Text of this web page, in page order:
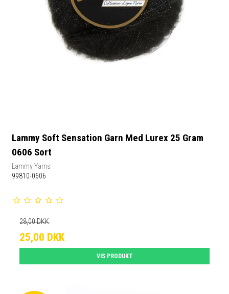
Lammy Soft Sensation Garn Med Lurex 25 Gram
0606 Sort
Lammy Yarns
99810-0606
28,00 DKK
25,00 DKK
VIS PRODUKT